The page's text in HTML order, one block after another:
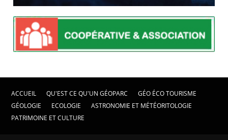
ACCUEIL QU'EST CE QU'UN GÉOPARC
GÉO ÉCO TOURISME
GÉOLOGIE
ECOLOGIE
ASTRONOMIE ET MÉTÉORITOLOGIE
PATRIMOINE ET CULTURE